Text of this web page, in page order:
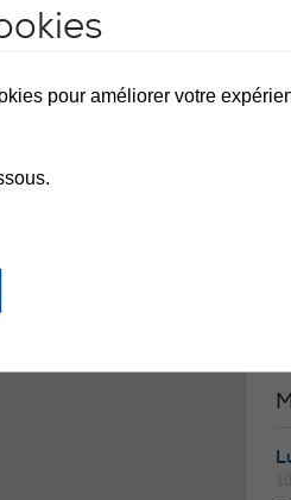
pour améliorer votre